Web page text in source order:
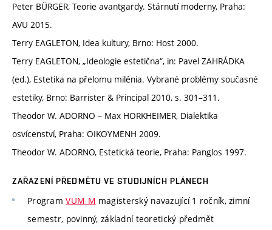
Peter BÜRGER, Teorie avantgardy. Stárnutí moderny, Praha:
AVU 2015.
Terry EAGLETON, Idea kultury, Brno: Host 2000.
Terry EAGLETON, „Ideologie estetična“, in: Pavel ZAHRÁDKA
(ed.), Estetika na přelomu milénia. Vybrané problémy současné
estetiky, Brno: Barrister & Principal 2010, s. 301–311.
Theodor W. ADORNO – Max HORKHEIMER, Dialektika
osvícenství, Praha: OIKOYMENH 2009.
Theodor W. ADORNO, Estetická teorie, Praha: Panglos 1997.
ZAŘAZENÍ PŘEDMĚTU VE STUDIJNÍCH PLÁNECH
ProgramVUM_M magisterský navazující 1 ročník, zimní
semestr, povinný, základní teoretický předmět